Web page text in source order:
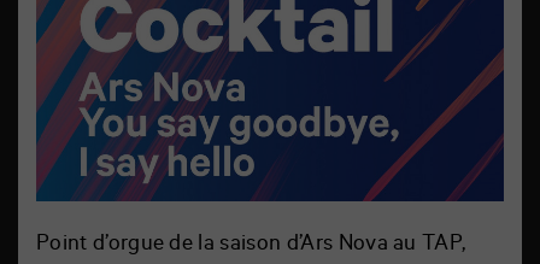
Point d’orgue de la saison d’Ars Nova au TAP,